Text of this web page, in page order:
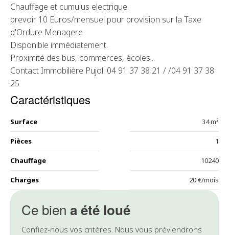
Ce bien a été loué
Confiez-nous vos critères. Nous vous préviendrons
Chauffage et cumulus electrique.
prevoir 10 Euros/mensuel pour provision sur la Taxe
d'Ordure Menagere
Disponible immédiatement.
Proximité des bus, commerces, écoles...
Contact Immobilière Pujol: 04 91 37 38 21 / /04 91 37 38
25
Caractéristiques
Surface 34 m²
Pièces 1
Chauffage 10240
Charges 20 €/mois